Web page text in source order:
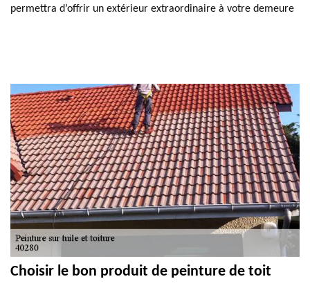
permettra d’offrir un extérieur extraordinaire à votre demeure
Choisir le bon produit de peinture de toit